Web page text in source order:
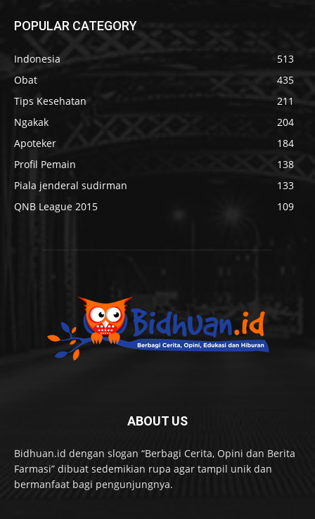
POPULAR CATEGORY
Indonesia
513
Obat
435
Tips Kesehatan
211
Ngakak
204
Apoteker
184
Profil Pemain
138
Piala jenderal sudirman
133
QNB League 2015
109
ABOUT US
Bidhuan.id dengan slogan “Berbagi Cerita, Opini dan Berita
Farmasi” dibuat sedemikian rupa agar tampil unik dan
bermanfaat bagi pengunjungnya.